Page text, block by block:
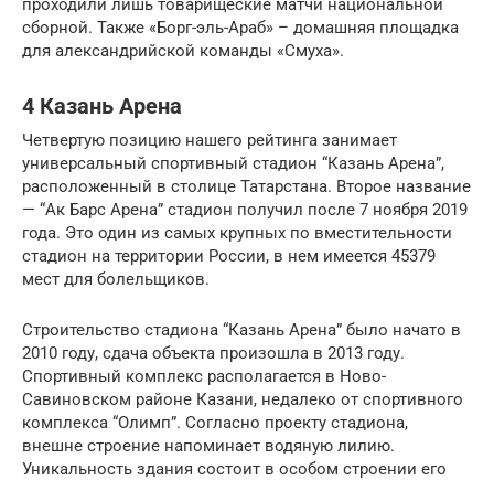
сборной. Также «Борг-эль-Араб» – домашняя площадка
для александрийской команды «Смуха».
4 Казань Арена
Четвертую позицию нашего рейтинга занимает
универсальный спортивный стадион “Казань Арена”,
расположенный в столице Татарстана. Второе название
— “Ак Барс Арена” стадион получил после 7 ноября 2019
года. Это один из самых крупных по вместительности
стадион на территории России, в нем имеется 45379
мест для болельщиков.
Строительство стадиона “Казань Арена” было начато в
2010 году, сдача объекта произошла в 2013 году.
Спортивный комплекс располагается в Ново-
Савиновском районе Казани, недалеко от спортивного
комплекса “Олимп”. Согласно проекту стадиона,
внешне строение напоминает водяную лилию.
Уникальность здания состоит в особом строении его